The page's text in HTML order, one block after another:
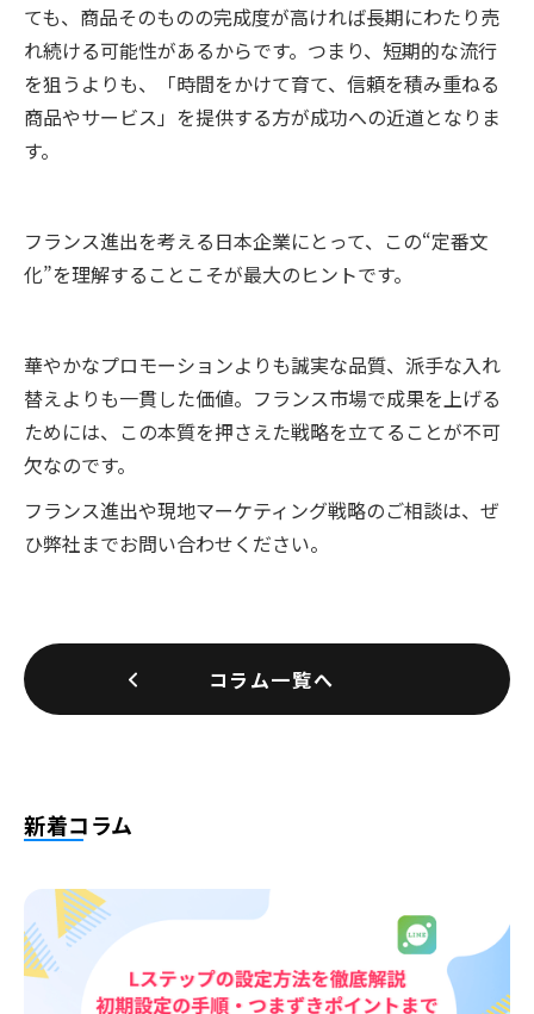
ても、商品そのものの完成度が高ければ長期にわたり売
れ続ける可能性があるからです。つまり、短期的な流行
を狙うよりも、「時間をかけて育て、信頼を積み重ねる
商品やサービス」を提供する方が成功への近道となりま
す。
フランス進出を考える日本企業にとって、この“定番文
化”を理解することこそが最大のヒントです。
華やかなプロモーションよりも誠実な品質、派手な入れ
替えよりも一貫した価値。フランス市場で成果を上げる
ためには、この本質を押さえた戦略を立てることが不可
欠なのです。
フランス進出や現地マーケティング戦略のご相談は、ぜ
ひ弊社までお問い合わせください。
コラム一覧へ
新着コラム